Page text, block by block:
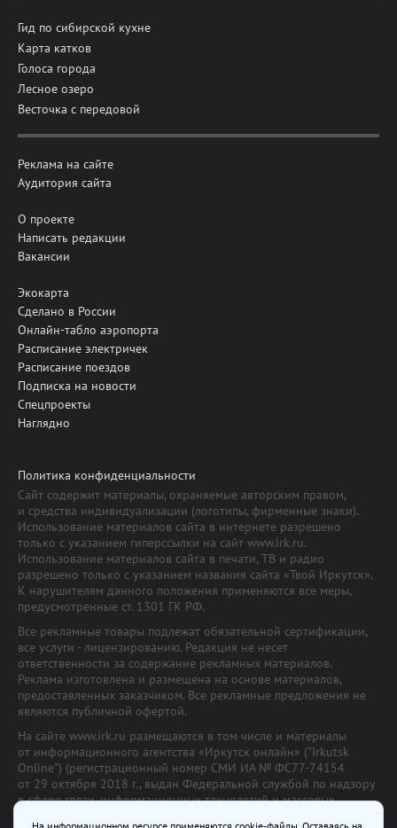
Гид по сибирской кухне
Карта катков
Голоса города
Лесное озеро
Весточка с передовой
Реклама на сайте
Аудитория сайта
О проекте
Написать редакции
Вакансии
Экокарта
Сделано в России
Онлайн-табло аэропорта
Расписание электричек
Расписание поездов
Подписка на новости
Спецпроекты
Наглядно
Политика конфиденциальности
Сайт содержит материалы, охраняемые авторским правом,
и средства индивидуализации (логотипы, фирменные знаки).
Использование материалов сайта в интернете разрешено
только с указанием гиперссылки на сайт www.irk.ru.
Использование материалов сайта в печати, ТВ и радио
разрешено только с указанием названия сайта «Твой Иркутск».
К нарушителям данного положения применяются все меры,
предусмотренные ст. 1301 ГК РФ.
Все рекламные товары подлежат обязательной сертификации,
все услуги - лицензированию. Редакция не несет
ответственности за содержание рекламных материалов.
Реклама изготовлена и размещена на основе материалов,
предоставленных заказчиком. Все рекламные предложения не
являются публичной офертой.
На сайте www.irk.ru размещаются в том числе и материалы
от информационного агентства «Иркутск онлайн» ("Irkutsk
Online") (регистрационный номер СМИ ИА № ФС77-74154
от 29 октября 2018 г., выдан Федеральной службой по надзору
в сфере связи, информационных технологий и массовых